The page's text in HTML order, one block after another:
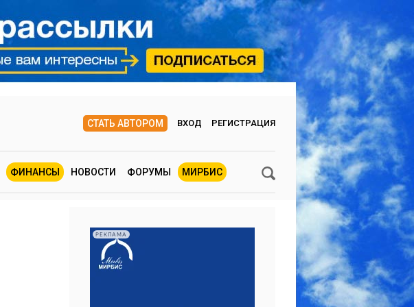
СТАТЬ АВТОРОМ ВХОД РЕГИСТРАЦИЯ
ФИНАНСЫ НОВОСТИ ФОРУМЫ МИРБИС
РЕКЛАМА